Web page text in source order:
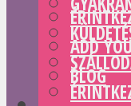
ADD
BLOG